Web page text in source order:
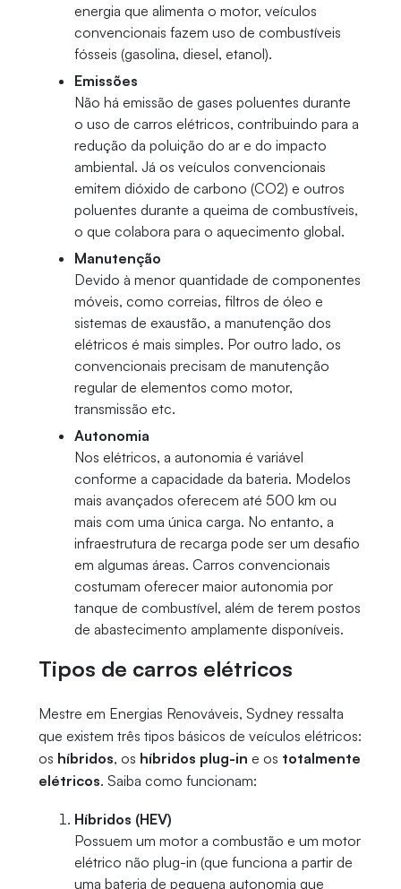
energia que alimenta o motor, veículos
convencionais fazem uso de combustíveis
fósseis (gasolina, diesel, etanol).
Emissões
Não há emissão de gases poluentes durante
o uso de carros elétricos, contribuindo para a
redução da poluição do ar e do impacto
ambiental. Já os veículos convencionais
emitem dióxido de carbono (CO2) e outros
poluentes durante a queima de combustíveis,
o que colabora para o aquecimento global.
Manutenção
Devido à menor quantidade de componentes
móveis, como correias, filtros de óleo e
sistemas de exaustão, a manutenção dos
elétricos é mais simples. Por outro lado, os
convencionais precisam de manutenção
regular de elementos como motor,
transmissão etc.
Autonomia
Nos elétricos, a autonomia é variável
conforme a capacidade da bateria. Modelos
mais avançados oferecem até 500 km ou
mais com uma única carga. No entanto, a
infraestrutura de recarga pode ser um desafio
em algumas áreas. Carros convencionais
costumam oferecer maior autonomia por
tanque de combustível, além de terem postos
de abastecimento amplamente disponíveis.
Tipos de carros elétricos
Mestre em Energias Renováveis, Sydney ressalta
que existem três tipos básicos de veículos elétricos:
os híbridos, os híbridos plug-in e os totalmente
elétricos. Saiba como funcionam:
Híbridos (HEV)
Possuem um motor a combustão e um motor
elétrico não plug-in (que funciona a partir de
uma bateria de pequena autonomia que